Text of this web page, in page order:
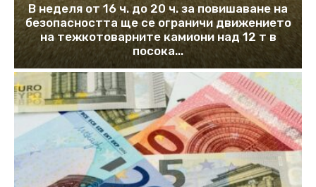
В неделя от 16 ч. до 20 ч. за повишаване на
безопасността ще се ограничи движението
на тежкотоварните камиони над 12 т в
посока...